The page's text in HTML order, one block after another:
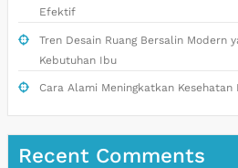
Efektif
Tren Desain Ruang Bersalin Modern
Kebutuhan Ibu
Cara Alami Meningkatkan
Recent Comments